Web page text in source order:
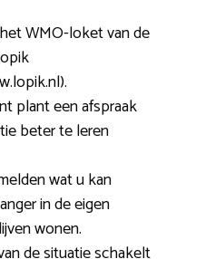
WMO-loket van de
plant een afspraak
beter te leren
wat u kan
in de eigen
wonen.